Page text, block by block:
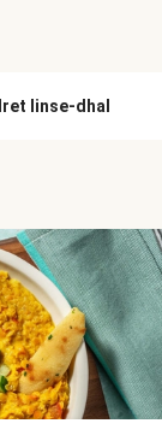
linse-dhal